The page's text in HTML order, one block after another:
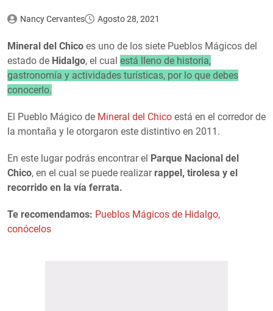
Nancy Cervantes Agosto 28, 2021
Mineral del Chico es uno de los siete Pueblos Mágicos del
estado de Hidalgo, el cual está lleno de historia,
gastronomía y actividades turísticas, por lo que debes
conocerlo.
El Pueblo Mágico de Mineral del Chico está en el corredor de
la montaña y le otorgaron este distintivo en 2011.
En este lugar podrás encontrar el Parque Nacional del
Chico, en el cual se puede realizar rappel, tirolesa y el
recorrido en la vía ferrata.
Te recomendamos: Pueblos Mágicos de Hidalgo,
conócelos